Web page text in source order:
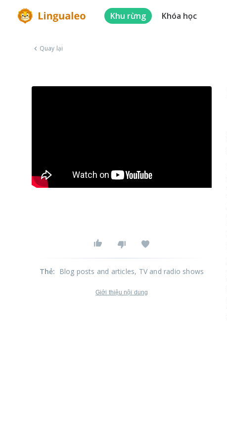
Khu rừng Khóa học
Quay lại
Thẻ: Blog posts and articles, TV and radio shows
Giới thiệu nội dung